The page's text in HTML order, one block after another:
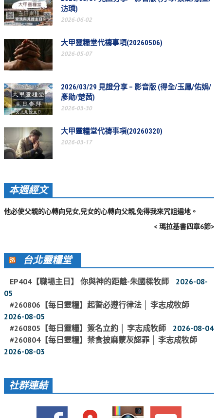
聚會剪影_2016年
聚會剪影_2014年
聚會剪影_2013年
教會節慶
教會節慶_2026年
教會節慶_2024年
教會節慶_2023年
教會節慶_2021年
教會節慶_2020年
教會節慶_2017年
教會節慶_2016年
教會節慶_2015年
教會節慶_2014年
教會節慶_2013年
活動影音
活動影音_2025年
活動影音_2024年
汸璘)
2026-06-02
大甲靈糧堂代禱事項(20260506)
2026-05-07
2026/03/29 見證分享 – 影音版 (得全/玉鳳/佑娟/
彥勛/楚茜)
2026-03-30
大甲靈糧堂代禱事項(20260320)
2026-03-17
本週經文
他必使父親的心轉向兒女,兒女的心轉向父親,免得我來咒詛遍地。
< 瑪拉基書四章6節>
台北靈糧堂
EP404【職場主日】 你與神的距離-朱國樑牧師
2026-08-
05
#260806【每日靈糧】起誓必遵行律法 │ 李志成牧師
2026-08-05
#260805【每日靈糧】簽名立約 │ 李志成牧師
2026-08-04
#260804【每日靈糧】禁食披麻蒙灰認罪 │ 李志成牧師
2026-08-03
社群連結